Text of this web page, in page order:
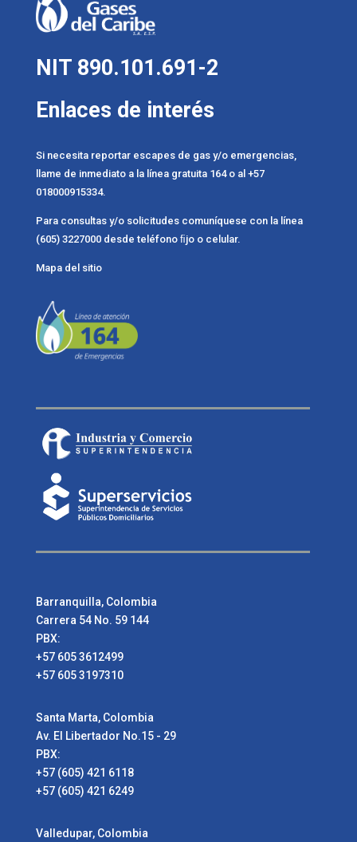
NIT 890.101.691-2
Enlaces de interés
Si necesita reportar escapes de gas y/o emergencias,
llame de inmediato a la línea gratuita 164 o al +57
018000915334.
Para consultas y/o solicitudes comuníquese con la línea
(605) 3227000 desde teléfono ﬁjo o celular.
Mapa del sitio
Barranquilla, Colombia
Carrera 54 No. 59 144
PBX:
+57 605 3612499
+57 605 3197310
Santa Marta, Colombia
Av. El Libertador No.15 - 29
PBX:
+57 (605) 421 6118
+57 (605) 421 6249
Valledupar, Colombia